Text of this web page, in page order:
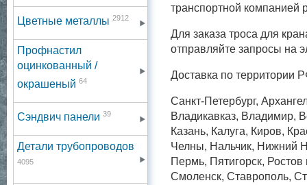
Цветные металлы 2912
Профнастил
оцинкованный /
окрашеный 64
Сэндвич панели 39
Детали трубопроводов
4095
транспортной
Для заказа троса для
отправляйте запросы на
Доставка по территории
Санкт-Петербург,
Владикавказ, Владимир,
Казань, Калуга, Киров,
Челны, Нальчик, Нижний
Пермь, Пятигорск,
Смоленск, Ставрополь,